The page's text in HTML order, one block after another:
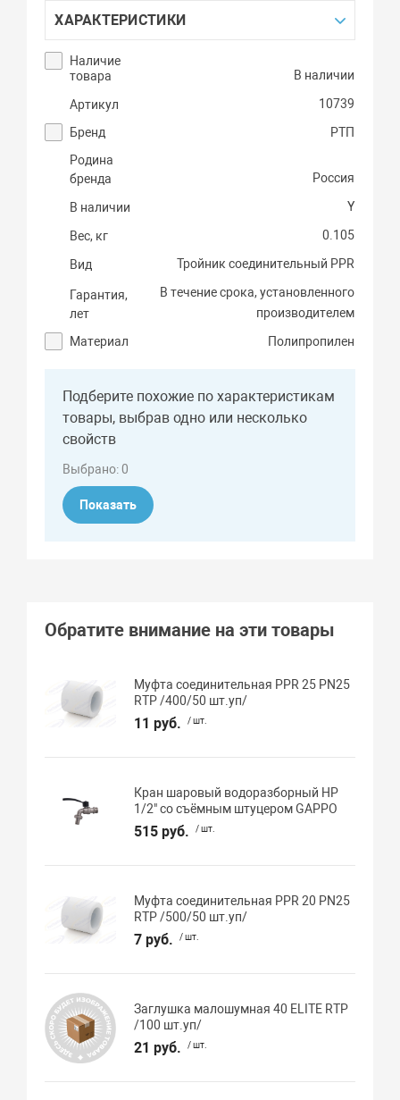
ХАРАКТЕРИСТИКИ
Наличие
товара
В наличии
Артикул
10739
Бренд
РТП
Родина
бренда
Россия
В наличии Y
Вес, кг 0.105
Вид Тройник соединительный PPR
Гарантия,
лет
В течение срока, установленного
производителем
Материал
Полипропилен
Подберите похожие по характеристикам
товары, выбрав одно или несколько
свойств
Выбрано:0
Показать
Обратите внимание на эти товары
Муфта соединительная PPR 25 PN25
RTP /400/50 шт.уп/
11 руб. / шт.
Кран шаровый водоразборный НР
1/2" со съёмным штуцером GAPPO
515 руб. / шт.
Муфта соединительная PPR 20 PN25
RTP /500/50 шт.уп/
7 руб. / шт.
Заглушка малошумная 40 ELITE RTP
/100 шт.уп/
21 руб. / шт.